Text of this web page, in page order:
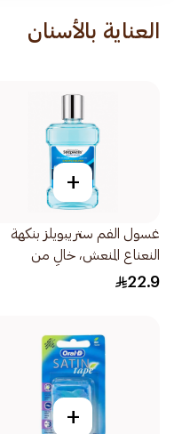
العناية بالأسنان
+
غسول الفم ستريبويلز بنكهة
النعناع المنعش، خالٍ من
22.9
+